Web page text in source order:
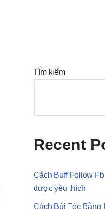
Tìm kiếm
Recent
Cách Buff Follow
được yêu thích
Cách Búi Tóc Bằng